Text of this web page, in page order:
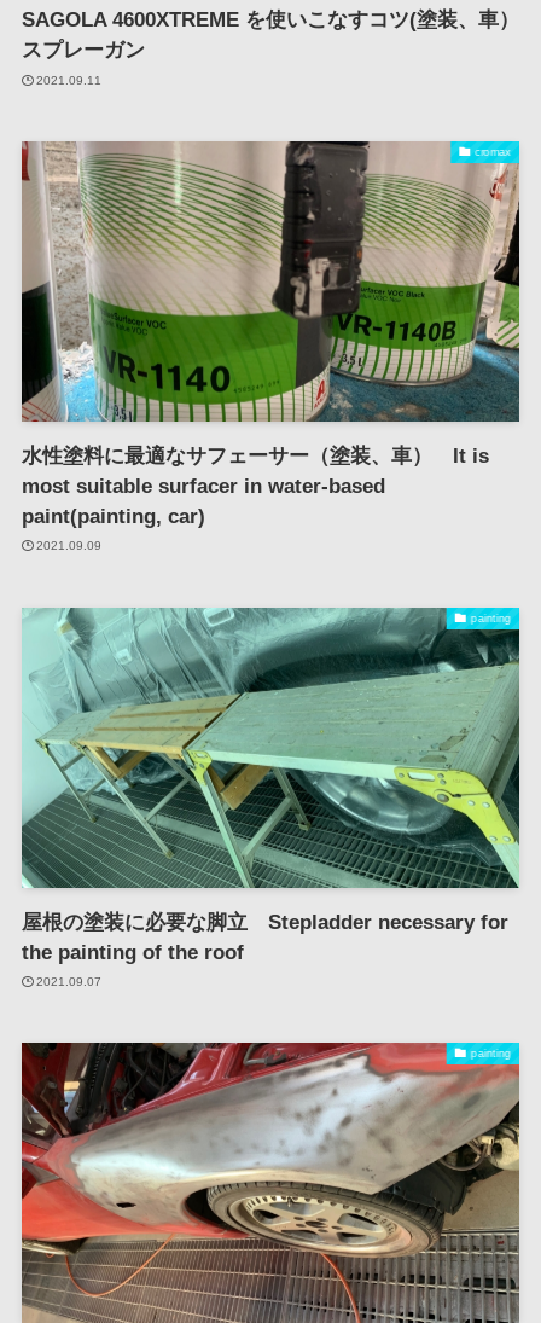
SAGOLA 4600XTREME を使いこなすコツ(塗装、車）
スプレーガン
2021.09.11
cromax
水性塗料に最適なサフェーサー（塗装、車） It is
most suitable surfacer in water-based
paint(painting, car)
2021.09.09
painting
屋根の塗装に必要な脚立 Stepladder necessary for
the painting of the roof
2021.09.07
painting